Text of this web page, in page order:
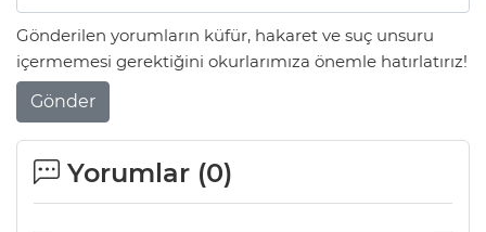
Gönderilen yorumların küfür, hakaret ve suç unsuru
içermemesi gerektiğini okurlarımıza önemle hatırlatırız!
Gönder
Yorumlar (0)